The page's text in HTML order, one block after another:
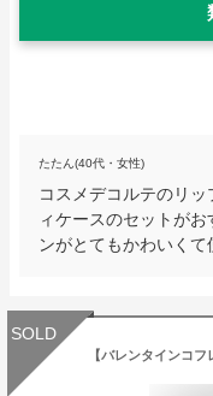
たたん(40代・女性)
コスメデコルテのリ
ィケースのセットが
ンがとてもかわいくて
SOLD